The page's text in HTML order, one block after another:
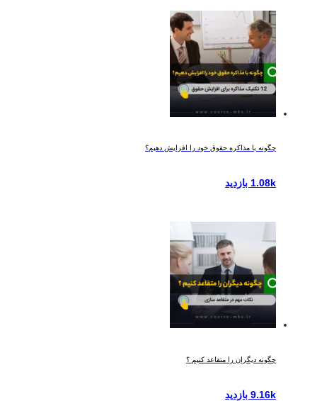
چگونه با مذاکره حقوق خود را افزایش دهیم؟
1.08k بازدید
چگونه دیگران را متقاعد کنیم ؟
9.16k بازدید